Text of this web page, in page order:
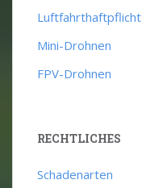
Luftfahrthaftpflicht
Mini-Drohnen
FPV-Drohnen
RECHTLICHES
Schadenarten